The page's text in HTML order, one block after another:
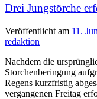
Drei Jungstörche
Veröffentlicht am 11.
redaktion
Nachdem die
Storchenberingung
Regens kurzfristig
vergangenen Freitag